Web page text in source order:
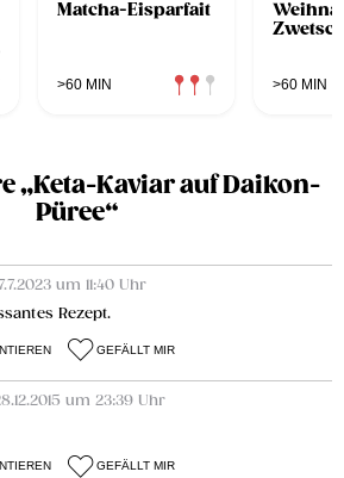
Matcha-Eisparfait
>60 MIN >60 MIN
„Keta-Kaviar auf Daikon-
Püree“
um 11:40 Uhr
Rezept.
GEFÄLLT MIR
um 23:39 Uhr
GEFÄLLT MIR